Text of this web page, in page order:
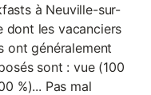
à Neuville-sur-
dont les vacanciers
ont généralement
sont : vue (100
%)... Pas mal